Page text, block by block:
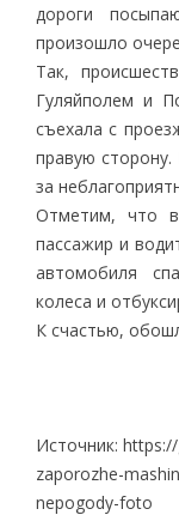
дороги
произошло
Так,
Гуляйполем и
съехала с
правую
за
Отметим, что
пассажир и
автомобиля
колеса и
К счастью,
Источник:
zaporozhe-
nepogody-foto